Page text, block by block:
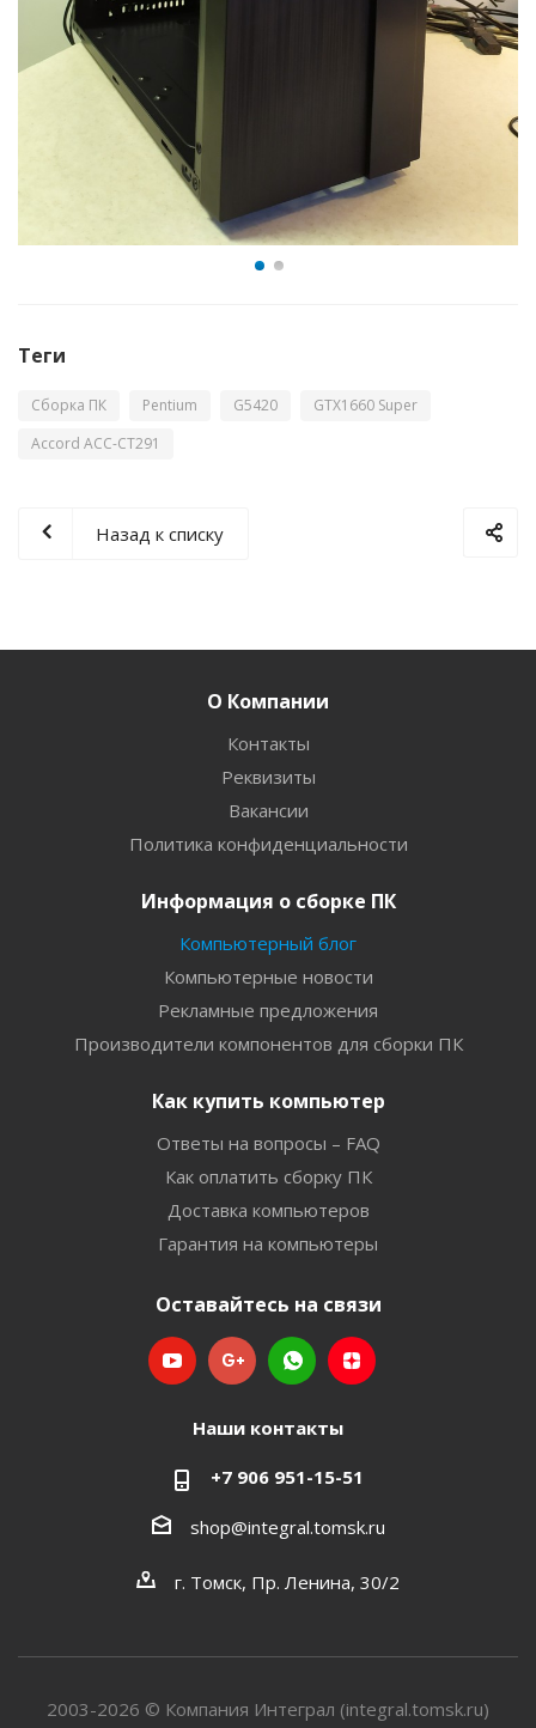
Теги
Сборка ПК Pentium G5420
GTX1660 Super
Accord ACC-CT291
Назад к списку
О Компании
Контакты
Реквизиты
Вакансии
Политика конфиденциальности
Информация о сборке ПК
Компьютерный блог
Компьютерные новости
Рекламные предложения
Производители компонентов для сборки ПК
Как купить компьютер
Ответы на вопросы – FAQ
Как оплатить сборку ПК
Доставка компьютеров
Гарантия на компьютеры
Оставайтесь на связи
Наши контакты
+7 906 951-15-51
shop@integral.tomsk.ru
г. Томск, Пр. Ленина, 30/2
2003-2026 © Компания Интеграл (integral.tomsk.ru)